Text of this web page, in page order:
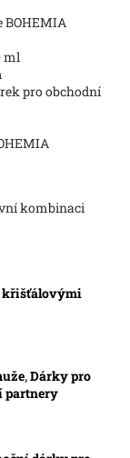
BOHEMIA
ml
pro obchodní
kombinaci
křišťálovými
,Dárky pro
partnery